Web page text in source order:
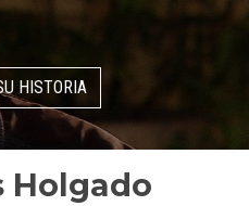
HISTORIA
Holgado